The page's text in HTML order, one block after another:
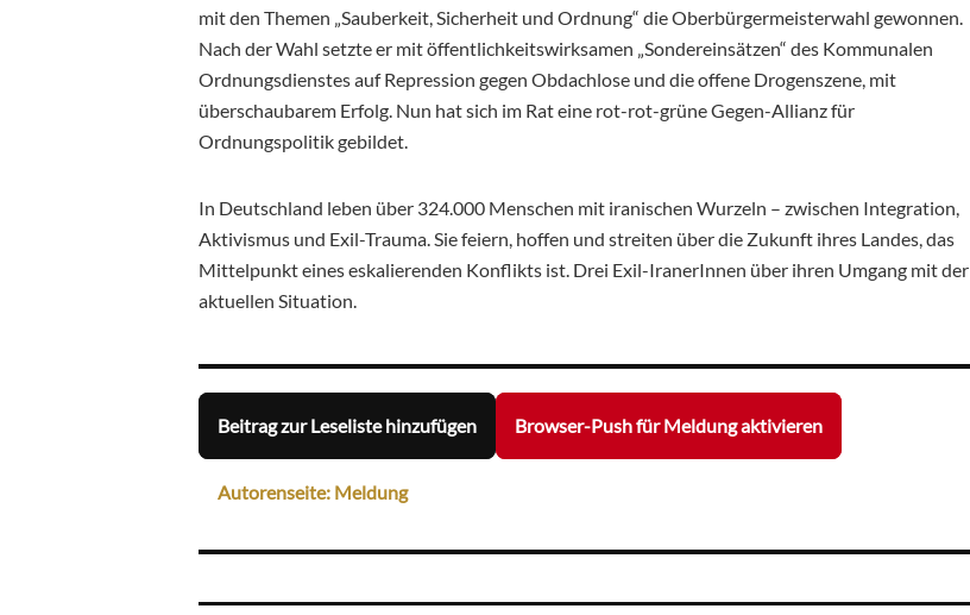
mit den Themen „Sauberkeit, Sicherheit und Ordnung“ die Oberbürgermeisterwahl gewonnen.
Nach der Wahl setzte er mit öffentlichkeitswirksamen „Sondereinsätzen“ des Kommunalen
Ordnungsdienstes auf Repression gegen Obdachlose und die offene Drogenszene, mit
überschaubarem Erfolg. Nun hat sich im Rat eine rot-rot-grüne Gegen-Allianz für
Ordnungspolitik gebildet.
In Deutschland leben über 324.000 Menschen mit iranischen Wurzeln – zwischen Integration,
Aktivismus und Exil-Trauma. Sie feiern, hoffen und streiten über die Zukunft ihres Landes, das
Mittelpunkt eines eskalierenden Konflikts ist. Drei Exil-IranerInnen über ihren Umgang mit der
aktuellen Situation.
Beitrag zur Leseliste hinzufügen Browser-Push für Meldung aktivieren
Autorenseite: Meldung